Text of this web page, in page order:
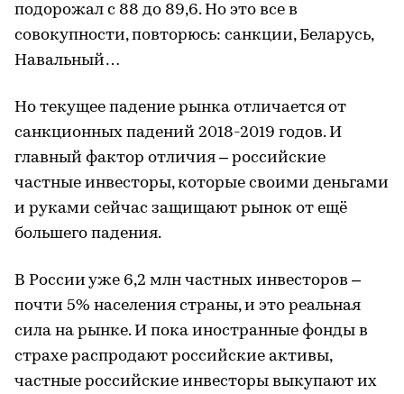
подорожал с 88 до 89,6. Но это все в
совокупности, повторюсь: санкции, Беларусь,
Навальный…
Но текущее падение рынка отличается от
санкционных падений 2018-2019 годов. И
главный фактор отличия – российские
частные инвесторы, которые своими деньгами
и руками сейчас защищают рынок от ещё
большего падения.
В России уже 6,2 млн частных инвесторов –
почти 5% населения страны, и это реальная
сила на рынке. И пока иностранные фонды в
страхе распродают российские активы,
частные российские инвесторы выкупают их